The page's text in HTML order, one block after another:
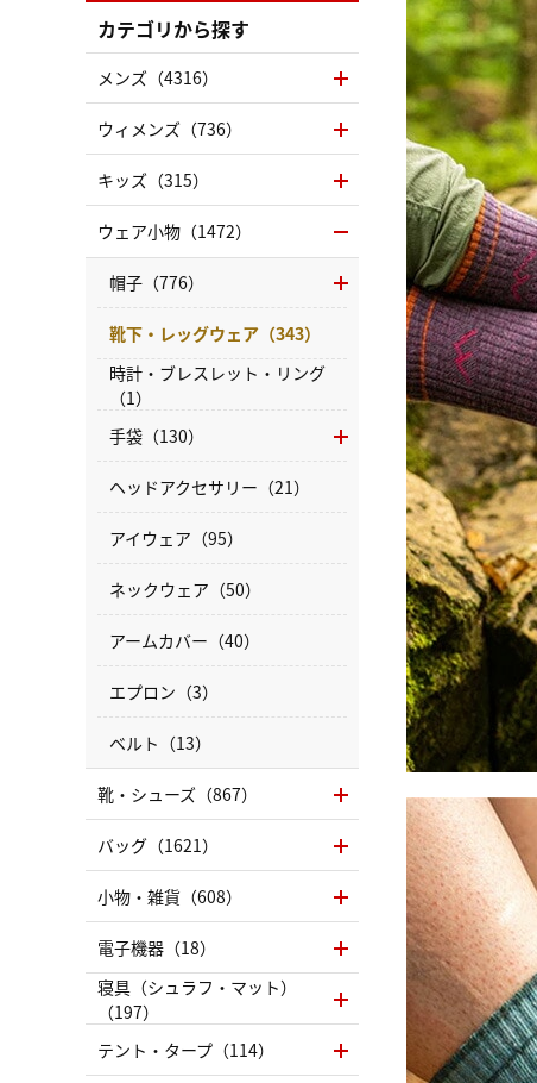
カテゴリから探す
メンズ（4316）
ウィメンズ（736）
キッズ（315）
ウェア小物（1472）
帽子（776）
靴下・レッグウェア（343）
時計・ブレスレット・リング
（1）
手袋（130）
ヘッドアクセサリー（21）
アイウェア（95）
ネックウェア（50）
アームカバー（40）
エプロン（3）
ベルト（13）
靴・シューズ（867）
バッグ（1621）
小物・雑貨（608）
電子機器（18）
寝具（シュラフ・マット）
（197）
テント・タープ（114）